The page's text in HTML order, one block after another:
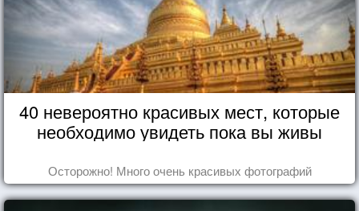
40 невероятно красивых мест, которые
необходимо увидеть пока вы живы
Осторожно! Много очень красивых фотографий